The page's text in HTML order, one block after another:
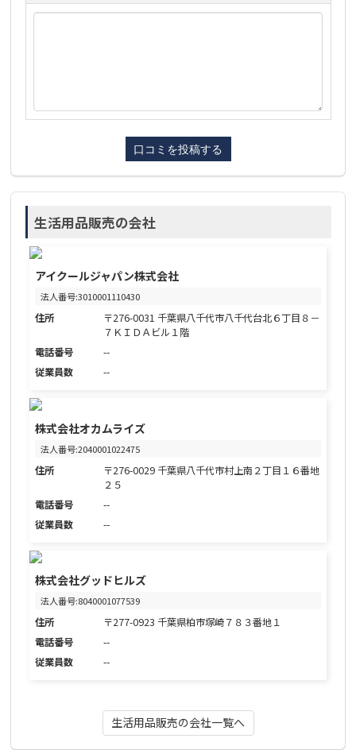
生活用品販売の会社
アイクールジャパン株式会社
法人番号:3010001110430
住所
〒276-0031 千葉県八千代市八千代台北６丁目８－
７ＫＩＤＡビル１階
電話番号
--
従業員数
--
株式会社オカムライズ
法人番号:2040001022475
住所
〒276-0029 千葉県八千代市村上南２丁目１６番地
２５
電話番号
--
従業員数
--
株式会社グッドヒルズ
法人番号:8040001077539
住所
〒277-0923 千葉県柏市塚崎７８３番地１
電話番号
--
従業員数
--
生活用品販売の会社一覧へ